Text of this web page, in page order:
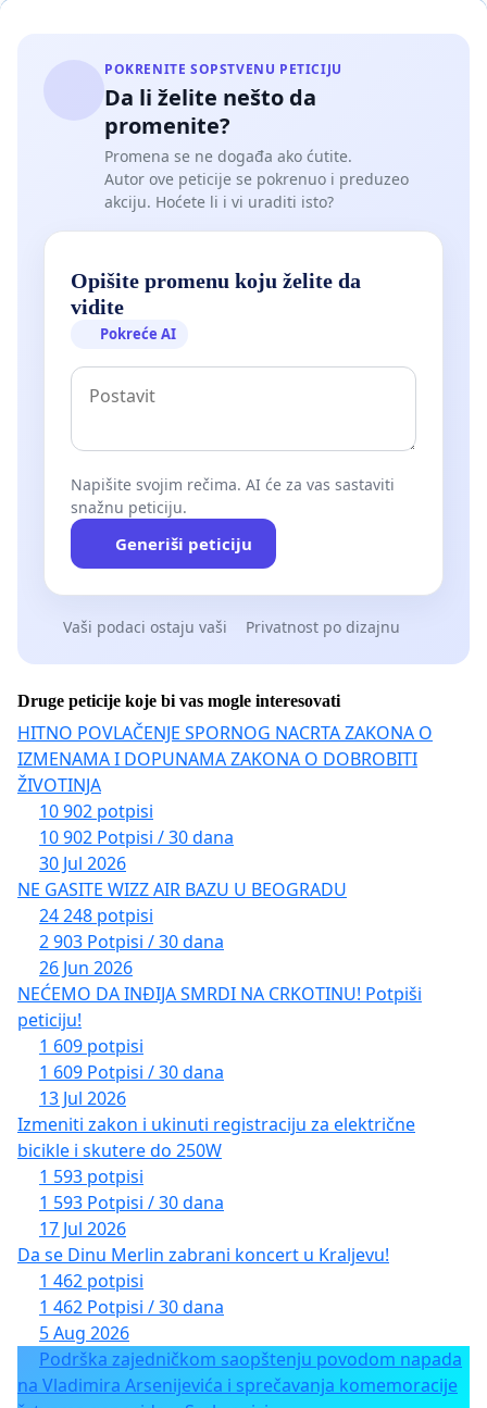
POKRENITE SOPSTVENU PETICIJU
Da li želite nešto da
promenite?
Promena se ne događa ako ćutite.
Autor ove peticije se pokrenuo i preduzeo
akciju. Hoćete li i vi uraditi isto?
Opišite promenu koju želite da
vidite
Pokreće AI
Napišite svojim rečima. AI će za vas sastaviti
snažnu peticiju.
Generiši peticiju
Vaši podaci ostaju vaši Privatnost po dizajnu
Druge peticije koje bi vas mogle interesovati
HITNO POVLAČENJE SPORNOG NACRTA ZAKONA O
IZMENAMA I DOPUNAMA ZAKONA O DOBROBITI
ŽIVOTINJA
10 902 potpisi
10 902 Potpisi / 30 dana
30 Jul 2026
NE GASITE WIZZ AIR BAZU U BEOGRADU
24 248 potpisi
2 903 Potpisi / 30 dana
26 Jun 2026
NEĆEMO DA INĐIJA SMRDI NA CRKOTINU! Potpiši
peticiju!
1 609 potpisi
1 609 Potpisi / 30 dana
13 Jul 2026
Izmeniti zakon i ukinuti registraciju za električne
bicikle i skutere do 250W
1 593 potpisi
1 593 Potpisi / 30 dana
17 Jul 2026
Da se Dinu Merlin zabrani koncert u Kraljevu!
1 462 potpisi
1 462 Potpisi / 30 dana
5 Aug 2026
Podrška zajedničkom saopštenju povodom napada
na Vladimira Arsenijevića i sprečavanja komemoracije